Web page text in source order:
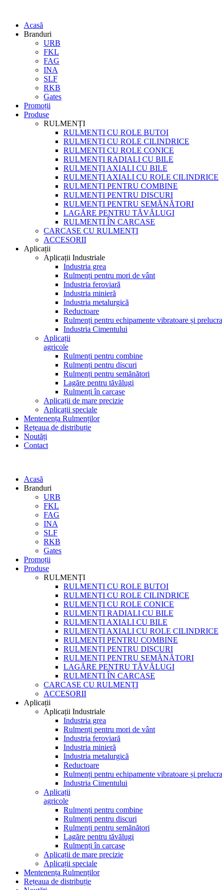
Acasă
Branduri
URB
FKL
FAG
INA
SLF
RKB
Gates
Promoții
Produse
RULMENȚI
RULMENȚI CU ROLE BUTOI
RULMENȚI CU ROLE CILINDRICE
RULMENȚI CU ROLE CONICE
RULMENȚI RADIALI CU BILE
RULMENȚI AXIALI CU BILE
RULMENȚI AXIALI CU ROLE CILINDRICE
RULMENȚI PENTRU COMBINE
RULMENȚI PENTRU DISCURI
RULMENȚI PENTRU SEMĂNĂTORI
LAGĂRE PENTRU TĂVĂLUGI
RULMENȚI ÎN CARCASE
CARCASE CU RULMENȚI
ACCESORII
Aplicații
Aplicații Industriale
Industria grea
Rulmenți pentru mori de vânt
Industria feroviară
Industria minieră
Industria metalurgică
Reductoare
Rulmenți pentru echipamente vibratoare și
Industria Cimentului
Aplicații
agricole
Rulmenți pentru combine
Rulmenți pentru discuri
Rulmenți pentru semănători
Lagăre pentru tăvălugi
Rulmenți în carcase
Aplicații de mare precizie
Aplicații speciale
Mentenența Rulmenților
Rețeaua de distribuție
Noutăți
Contact
Acasă
Branduri
URB
FKL
FAG
INA
SLF
RKB
Gates
Promoții
Produse
RULMENȚI
RULMENȚI CU ROLE BUTOI
RULMENȚI CU ROLE CILINDRICE
RULMENȚI CU ROLE CONICE
RULMENȚI RADIALI CU BILE
RULMENȚI AXIALI CU BILE
RULMENȚI AXIALI CU ROLE CILINDRICE
RULMENȚI PENTRU COMBINE
RULMENȚI PENTRU DISCURI
RULMENȚI PENTRU SEMĂNĂTORI
LAGĂRE PENTRU TĂVĂLUGI
RULMENȚI ÎN CARCASE
CARCASE CU RULMENȚI
ACCESORII
Aplicații
Aplicații Industriale
Industria grea
Rulmenți pentru mori de vânt
Industria feroviară
Industria minieră
Industria metalurgică
Reductoare
Rulmenți pentru echipamente vibratoare și
Industria Cimentului
Aplicații
agricole
Rulmenți pentru combine
Rulmenți pentru discuri
Rulmenți pentru semănători
Lagăre pentru tăvălugi
Rulmenți în carcase
Aplicații de mare precizie
Aplicații speciale
Mentenența Rulmenților
Rețeaua de distribuție